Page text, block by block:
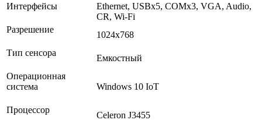
Интерфейсы
Ethernet, USBх5, COMх3, VGA, Audio,
CR, Wi-Fi
Разрешение
1024x768
Тип сенсора
Емкостный
Операционная
система
Windows 10 IoT
Процессор
Celeron J3455